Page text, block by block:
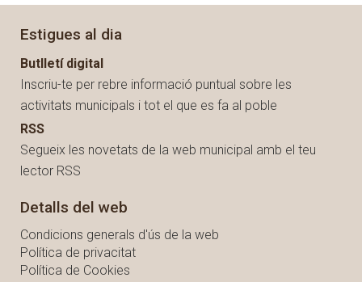
Estigues al dia
Butlletí digital
Inscriu-te per rebre informació puntual sobre les
activitats municipals i tot el que es fa al poble
RSS
Segueix les novetats de la web municipal amb el teu
lector RSS
Detalls del web
Condicions generals d'ús de la web
Política de privacitat
Política de Cookies